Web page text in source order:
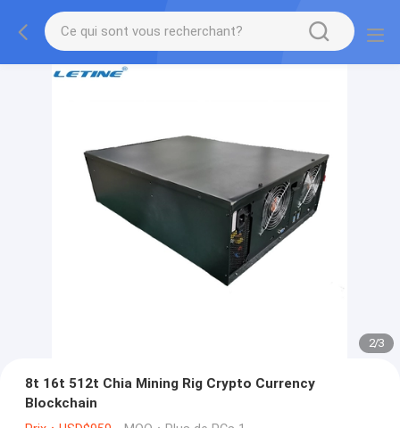
2/3
8t 16t 512t Chia Mining Rig Crypto Currency
Blockchain